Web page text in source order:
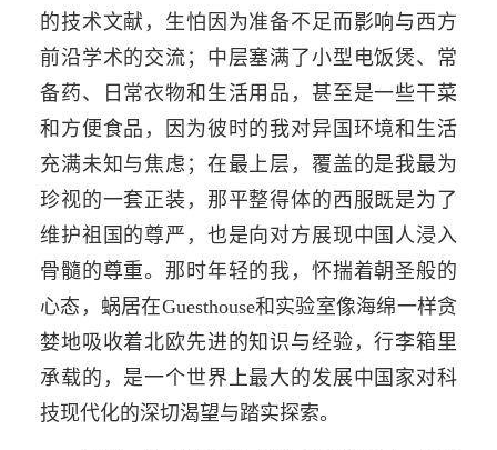
的技术文献，生怕因为准备不足而影响与西方
前沿学术的交流；中层塞满了小型电饭煲、常
备药、日常衣物和生活用品，甚至是一些干菜
和方便食品，因为彼时的我对异国环境和生活
充满未知与焦虑；在最上层，覆盖的是我最为
珍视的一套正装，那平整得体的西服既是为了
维护祖国的尊严，也是向对方展现中国人浸入
骨髓的尊重。那时年轻的我，怀揣着朝圣般的
心态，蜗居在Guesthouse和实验室像海绵一样贪
婪地吸收着北欧先进的知识与经验，行李箱里
承载的，是一个世界上最大的发展中国家对科
技现代化的深切渴望与踏实探索。